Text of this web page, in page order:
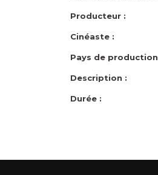
Producteur :
Cinéaste :
Pays de
Description :
Durée :